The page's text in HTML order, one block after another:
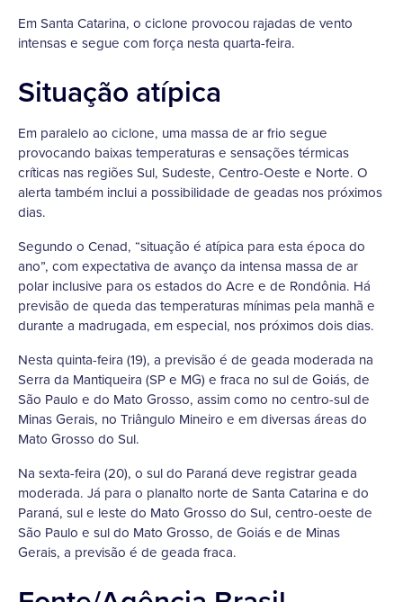
Em Santa Catarina, o ciclone provocou rajadas de vento
intensas e segue com força nesta quarta-feira.
Situação atípica
Em paralelo ao ciclone, uma massa de ar frio segue
provocando baixas temperaturas e sensações térmicas
críticas nas regiões Sul, Sudeste, Centro-Oeste e Norte. O
alerta também inclui a possibilidade de geadas nos próximos
dias.
Segundo o Cenad, “situação é atípica para esta época do
ano”, com expectativa de avanço da intensa massa de ar
polar inclusive para os estados do Acre e de Rondônia. Há
previsão de queda das temperaturas mínimas pela manhã e
durante a madrugada, em especial, nos próximos dois dias.
Nesta quinta-feira (19), a previsão é de geada moderada na
Serra da Mantiqueira (SP e MG) e fraca no sul de Goiás, de
São Paulo e do Mato Grosso, assim como no centro-sul de
Minas Gerais, no Triângulo Mineiro e em diversas áreas do
Mato Grosso do Sul.
Na sexta-feira (20), o sul do Paraná deve registrar geada
moderada. Já para o planalto norte de Santa Catarina e do
Paraná, sul e leste do Mato Grosso do Sul, centro-oeste de
São Paulo e sul do Mato Grosso, de Goiás e de Minas
Gerais, a previsão é de geada fraca.